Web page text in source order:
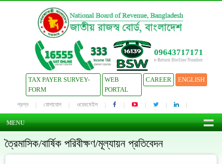
09643717171
e-Return Hotline Number
TAX PAYER SURVEY-
FORM
WEB
PORTAL
CAREER ENGLISH
প্রশ্ন যোগাযোগ ওয়েবমেইল
MENU
ত্রৈমাসিক/বার্ষিক পরিবীক্ষণ/মূল্যায়ন প্রতিবেদন